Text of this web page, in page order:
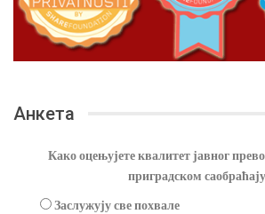
Анкета
Како оцењујете квалитет јавног
приградском
Заслужују све похвале